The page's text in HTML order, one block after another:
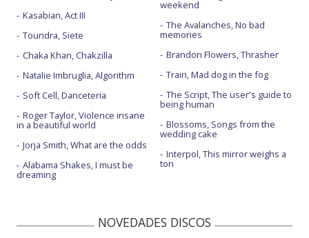
Kasabian, Act III
Toundra, Siete
Chaka Khan, Chakzilla
Natalie Imbruglia, Algorithm
Soft Cell, Danceteria
Roger Taylor, Violence insane
in a beautiful world
Jorja Smith, What are the odds
Alabama Shakes, I must be
dreaming
weekend
The Avalanches, No bad
memories
Brandon Flowers, Thrasher
Train, Mad dog in the fog
The Script, The user's guide to
being human
Blossoms, Songs from the
wedding cake
Interpol, This mirror weighs a
ton
NOVEDADES DISCOS